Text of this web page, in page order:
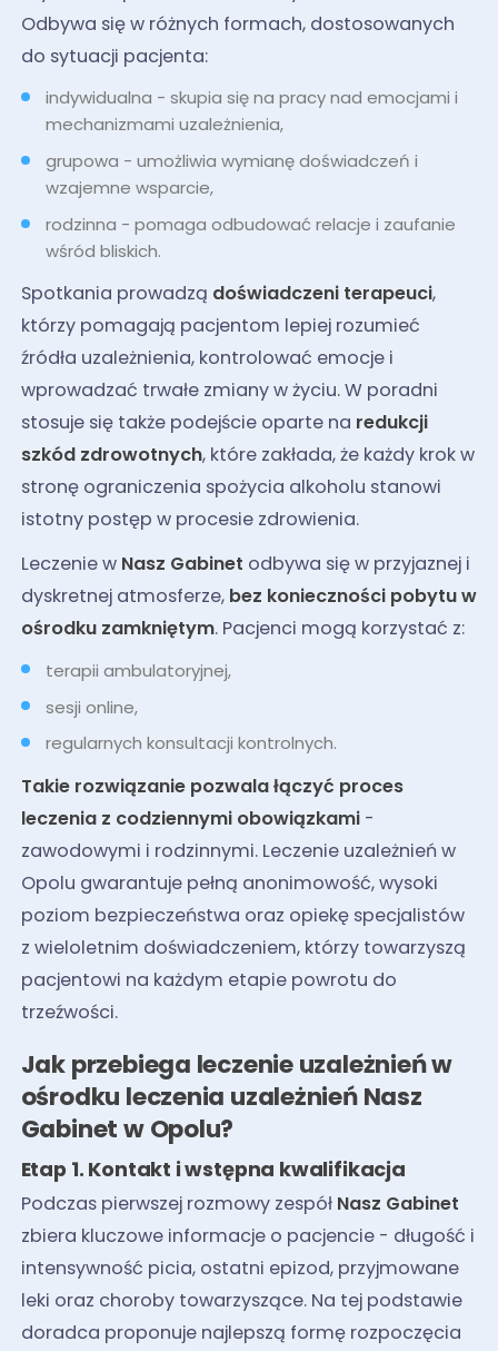
Odbywa się w różnych formach, dostosowanych
do sytuacji pacjenta:
indywidualna - skupia się na pracy nad emocjami i
mechanizmami uzależnienia,
grupowa - umożliwia wymianę doświadczeń i
wzajemne wsparcie,
rodzinna - pomaga odbudować relacje i zaufanie
wśród bliskich.
Spotkania prowadzą doświadczeni terapeuci,
którzy pomagają pacjentom lepiej rozumieć
źródła uzależnienia, kontrolować emocje i
wprowadzać trwałe zmiany w życiu. W poradni
stosuje się także podejście oparte na redukcji
szkód zdrowotnych, które zakłada, że każdy krok w
stronę ograniczenia spożycia alkoholu stanowi
istotny postęp w procesie zdrowienia.
Leczenie w Nasz Gabinet odbywa się w przyjaznej i
dyskretnej atmosferze, bez konieczności pobytu w
ośrodku zamkniętym. Pacjenci mogą korzystać z:
terapii ambulatoryjnej,
sesji online,
regularnych konsultacji kontrolnych.
Takie rozwiązanie pozwala łączyć proces
leczenia z codziennymi obowiązkami-
zawodowymi i rodzinnymi. Leczenie uzależnień w
Opolu gwarantuje pełną anonimowość, wysoki
poziom bezpieczeństwa oraz opiekę specjalistów
z wieloletnim doświadczeniem, którzy towarzyszą
pacjentowi na każdym etapie powrotu do
trzeźwości.
Jak przebiega leczenie uzależnień w
ośrodku leczenia uzależnień Nasz
Gabinet w Opolu?
Etap 1. Kontakt i wstępna kwalifikacja
Podczas pierwszej rozmowy zespół Nasz Gabinet
zbiera kluczowe informacje o pacjencie - długość i
intensywność picia, ostatni epizod, przyjmowane
leki oraz choroby towarzyszące. Na tej podstawie
doradca proponuje najlepszą formę rozpoczęcia